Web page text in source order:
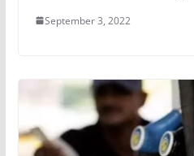
September 3, 2022